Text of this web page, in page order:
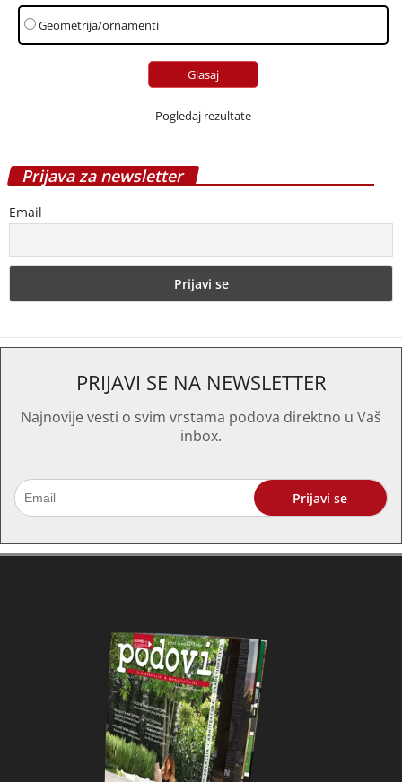
Geometrija/ornamenti
Pogledaj rezultate
Prijava za newsletter
Email
PRIJAVI SE NA NEWSLETTER
Najnovije vesti o svim vrstama podova direktno u Vaš
inbox.